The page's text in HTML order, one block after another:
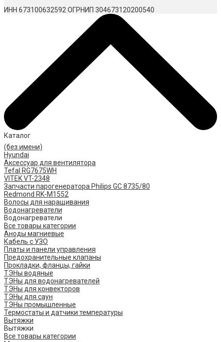
ИНН 673100632592 ОГРНИП 304673120200540
Каталог
(без имени)
Hyundai
Аксессуар для вентилятора
Tefal RG7675WH
VITEK VT-2348
Запчасти парогенератора Philips GC 8735/80
Redmond RK-M1552
Волосы для наращивания
Водонагреватели
Водонагреватели
Все товары категории
Аноды магниевые
Кабель с УЗО
Платы и панели управления
Предохранительные клапаны
Прокладки, фланцы, гайки
ТЭНы водяные
ТЭНы для водонагревателей
ТЭНы для конвекторов
ТЭНы для саун
ТЭНы промышленные
Термостаты и датчики температуры
Вытяжки
Вытяжки
Все товары категории